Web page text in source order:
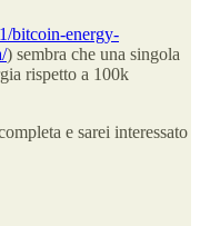
bitcoin-energy-
) sembra che una singola
rispetto a 100k
e sarei interessato